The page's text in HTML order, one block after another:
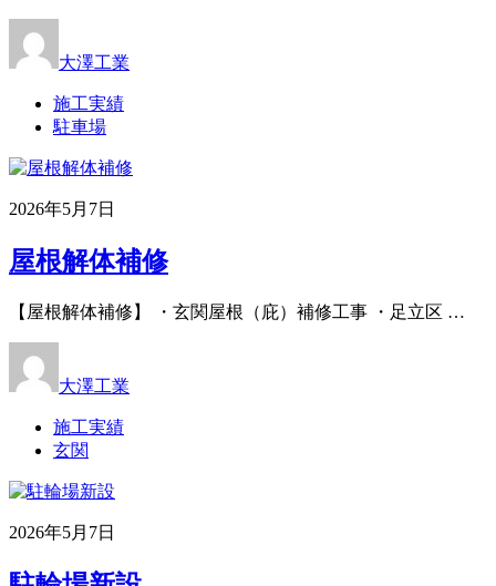
大澤工業
施工実績
駐車場
2026年5月7日
屋根解体補修
【屋根解体補修】 ・玄関屋根（庇）補修工事 ・足立区 …
大澤工業
施工実績
玄関
2026年5月7日